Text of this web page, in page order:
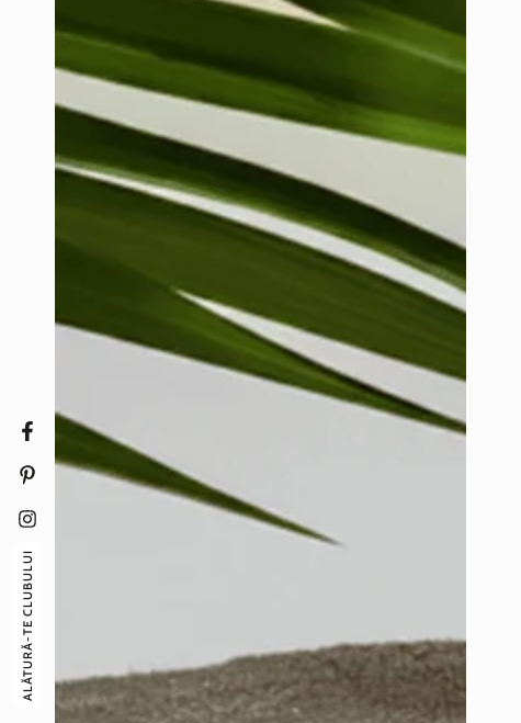
Facebook
Pinterest
Instagram
ALĂTURĂ-TE CLUBULUI